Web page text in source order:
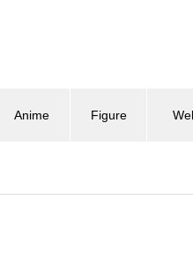
Anime Figure